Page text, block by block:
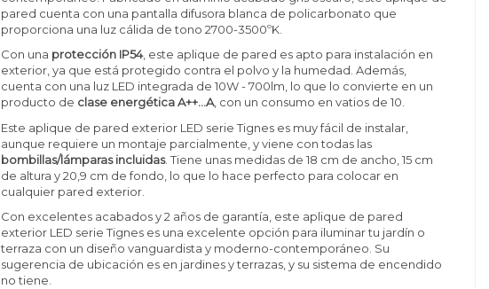
pared cuenta con una pantalla difusora blanca de policarbonato que
proporciona una luz cálida de tono 2700-3500ºK.
Con una protección IP54, este aplique de pared es apto para instalación en
exterior, ya que está protegido contra el polvo y la humedad. Además,
cuenta con una luz LED integrada de 10W - 700lm, lo que lo convierte en un
producto de clase energética A++...A, con un consumo en vatios de 10.
Este aplique de pared exterior LED serie Tignes es muy fácil de instalar,
aunque requiere un montaje parcialmente, y viene con todas las
bombillas/lámparas incluidas. Tiene unas medidas de 18 cm de ancho, 15 cm
de altura y 20,9 cm de fondo, lo que lo hace perfecto para colocar en
cualquier pared exterior.
Con excelentes acabados y 2 años de garantía, este aplique de pared
exterior LED serie Tignes es una excelente opción para iluminar tu jardín o
terraza con un diseño vanguardista y moderno-contemporáneo. Su
sugerencia de ubicación es en jardines y terrazas, y su sistema de encendido
no tiene.